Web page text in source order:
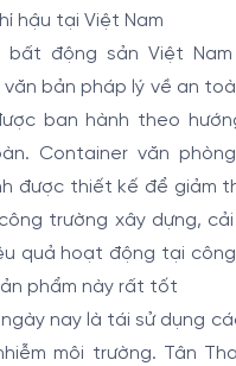
hậu tại Việt Nam
bất động sản Việt
văn bản pháp lý về an
ban hành theo
Container văn
được thiết kế để giảm
trường xây dựng,
quả hoạt động tại
phẩm này rất tốt
nay là tái sử dụng
môi trường. Tân